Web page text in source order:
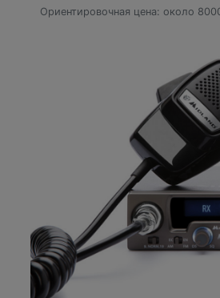
Ориентировочная цена: около